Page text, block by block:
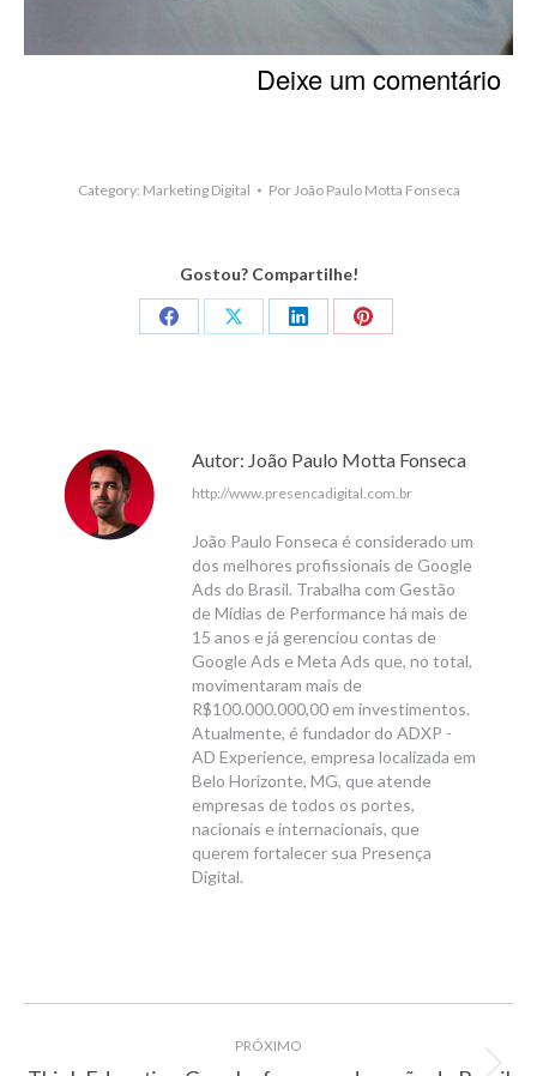
Deixe um comentário
Category: Marketing Digital Por João Paulo Motta Fonseca
Gostou? Compartilhe!
Share
Share
Share
Share
Autor: João Paulo Motta Fonseca
http://www.presencadigital.com.br
João Paulo Fonseca é considerado um
dos melhores profissionais de Google
Ads do Brasil. Trabalha com Gestão
de Mídias de Performance há mais de
15 anos e já gerenciou contas de
Google Ads e Meta Ads que, no total,
movimentaram mais de
R$100.000.000,00 em investimentos.
Atualmente, é fundador do ADXP -
AD Experience, empresa localizada em
Belo Horizonte, MG, que atende
empresas de todos os portes,
nacionais e internacionais, que
querem fortalecer sua Presença
Digital.
NavegaçãoPRÓXIMO